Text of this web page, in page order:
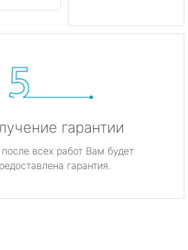
гарантии
всех работ Вам будет
гарантия.